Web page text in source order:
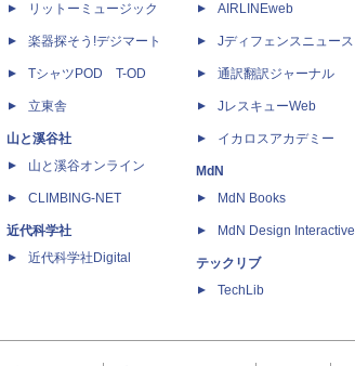
リットーミュージック
楽器探そう!デジマート
TシャツPOD T-OD
立東舎
山と溪谷社
山と溪谷オンライン
CLIMBING-NET
近代科学社
近代科学社Digital
AIRLINEweb
Jディフェンスニュース
通訳翻訳ジャーナル
JレスキューWeb
イカロスアカデミー
MdN
MdN Books
MdN Design Interactive
テックリブ
TechLib